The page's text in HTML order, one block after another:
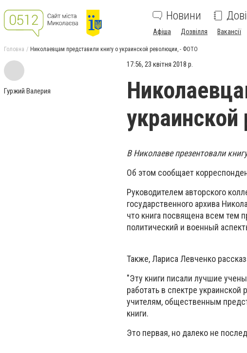
Новини
Афіша Дозвілля Вакансії
Головна Николаевцам представили книгу о украинской революции, - ФОТО
Гуржий Валерия
17:56, 23 квітня 2018 р.
В Николаеве презентовали
Об этом сообщает
Руководителем авторского
государственного архива
что книга посвящена всем тем
политический и военный
Также, Лариса Левченко
"Эту книги писали лучшие
работать в спектре
учителям, общественным
книги.
Это первая, но далеко не